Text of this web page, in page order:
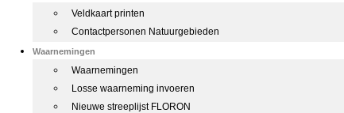
Veldkaart printen
Contactpersonen Natuurgebieden
Waarnemingen
Waarnemingen
Losse waarneming invoeren
Nieuwe streeplijst FLORON